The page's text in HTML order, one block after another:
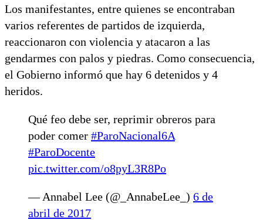
Los manifestantes, entre quienes se encontraban
varios referentes de partidos de izquierda,
reaccionaron con violencia y atacaron a las
gendarmes con palos y piedras. Como consecuencia,
el Gobierno informó que hay 6 detenidos y 4
heridos.
Qué feo debe ser, reprimir obreros para
poder comer #ParoNacional6A
#ParoDocente
pic.twitter.com/o8pyL3R8Po
— Annabel Lee (@_AnnabeLee_) 6 de
abril de 2017